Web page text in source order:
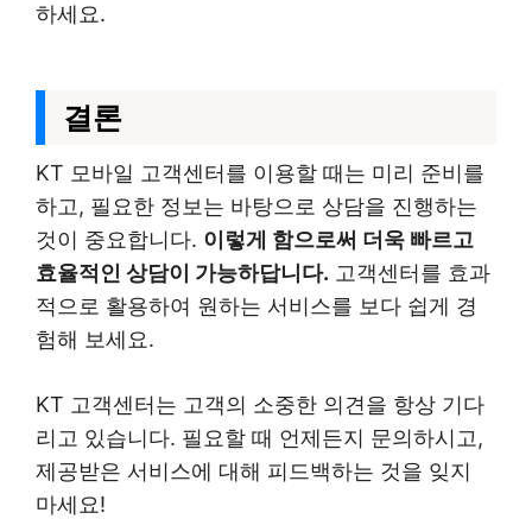
하세요.
결론
KT 모바일 고객센터를 이용할 때는 미리 준비를
하고, 필요한 정보는 바탕으로 상담을 진행하는
것이 중요합니다. 이렇게 함으로써 더욱 빠르고
효율적인 상담이 가능하답니다. 고객센터를 효과
적으로 활용하여 원하는 서비스를 보다 쉽게 경
험해 보세요.
KT 고객센터는 고객의 소중한 의견을 항상 기다
리고 있습니다. 필요할 때 언제든지 문의하시고,
제공받은 서비스에 대해 피드백하는 것을 잊지
마세요!